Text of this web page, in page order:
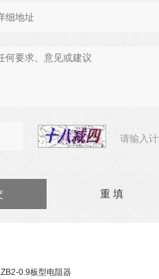
请输入
ZB2-0.9板型电阻器